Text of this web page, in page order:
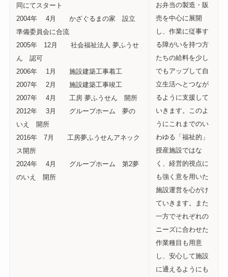
同にてスタート
2004年 4月 かざぐるまの家 設立
準備委員会に合流
2005年 12月 社会福祉法人 夢ふうせ
ん 認可
2006年 1月 施設建築工事着工
2007年 2月 施設建築工事竣工
2007年 4月 工房 夢ふうせん 開所
2012年 3月 グループホーム 夢の
いえ 開所
2016年 7月 工房夢ふうせんアネック
ス開所
2024年 4月 グループホーム 第2夢
のいえ 開所
お弁当の製造・販
売を中心に展開
し、作業に従事す
る障がいを持つ方
たちの給料を少し
でもアップして自
立生活へとつなが
るように支援して
いきます。このよ
うにこれまでのい
わゆる「福祉的」
授産施設ではな
く、経営的視点に
も強く意を用いた
施設運営を心がけ
ていきます。また
一方でそれぞれの
ニーズに合わせた
作業種目も用意
し、安心して施設
に通えるようにも